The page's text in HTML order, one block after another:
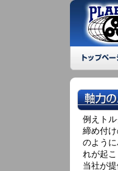
例えト
締め付
のよう
れが起こ
当社が